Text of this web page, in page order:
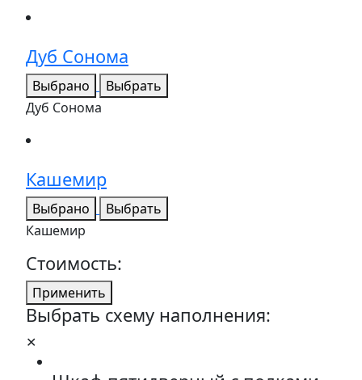
Дуб Сонома
Выбрано
Выбрать
Дуб Сонома
Кашемир
Выбрано
Выбрать
Кашемир
Стоимость:
Применить
Выбрать схему наполнения:
✕